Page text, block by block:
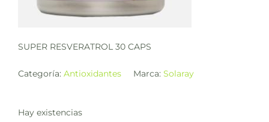
SUPER RESVERATROL 30 CAPS
Categoría: Antioxidantes Marca: Solaray
Hay existencias